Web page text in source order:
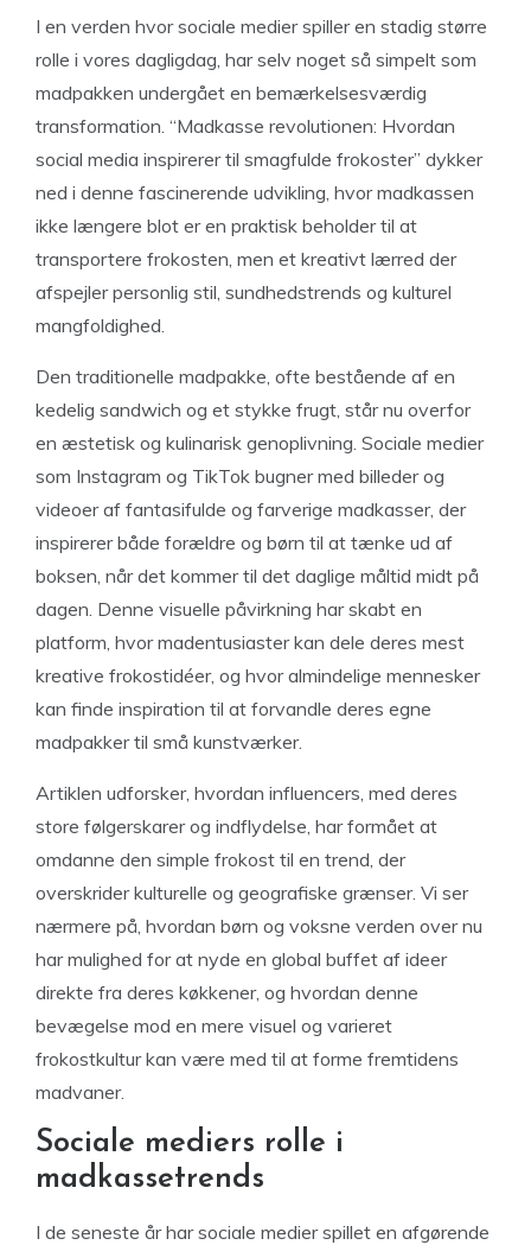
I en verden hvor sociale medier spiller en stadig større
rolle i vores dagligdag, har selv noget så simpelt som
madpakken undergået en bemærkelsesværdig
transformation. “Madkasse revolutionen: Hvordan
social media inspirerer til smagfulde frokoster” dykker
ned i denne fascinerende udvikling, hvor madkassen
ikke længere blot er en praktisk beholder til at
transportere frokosten, men et kreativt lærred der
afspejler personlig stil, sundhedstrends og kulturel
mangfoldighed.
Den traditionelle madpakke, ofte bestående af en
kedelig sandwich og et stykke frugt, står nu overfor
en æstetisk og kulinarisk genoplivning. Sociale medier
som Instagram og TikTok bugner med billeder og
videoer af fantasifulde og farverige madkasser, der
inspirerer både forældre og børn til at tænke ud af
boksen, når det kommer til det daglige måltid midt på
dagen. Denne visuelle påvirkning har skabt en
platform, hvor madentusiaster kan dele deres mest
kreative frokostidéer, og hvor almindelige mennesker
kan finde inspiration til at forvandle deres egne
madpakker til små kunstværker.
Artiklen udforsker, hvordan influencers, med deres
store følgerskarer og indflydelse, har formået at
omdanne den simple frokost til en trend, der
overskrider kulturelle og geografiske grænser. Vi ser
nærmere på, hvordan børn og voksne verden over nu
har mulighed for at nyde en global buffet af ideer
direkte fra deres køkkener, og hvordan denne
bevægelse mod en mere visuel og varieret
frokostkultur kan være med til at forme fremtidens
madvaner.
Sociale mediers rolle i
madkassetrends
I de seneste år har sociale medier spillet en afgørende